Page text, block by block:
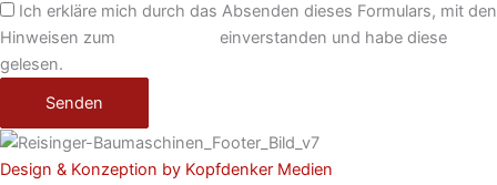
Ich erkläre mich durch das Absenden dieses Formulars, mit den
Hinweisen zum
einverstanden und habe diese
gelesen.
Senden
Design & Konzeption by Kopfdenker Medien